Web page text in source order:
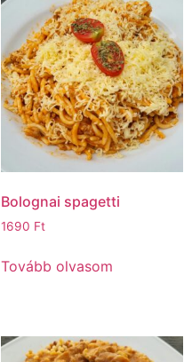
Bolognai spagetti
1690 Ft
Tovább olvasom